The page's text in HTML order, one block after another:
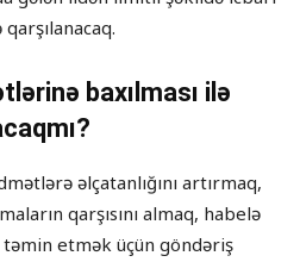
baxılması ilə
əlçatanlığını artırmaq,
qarşısını almaq, habelə
etmək üçün göndəriş